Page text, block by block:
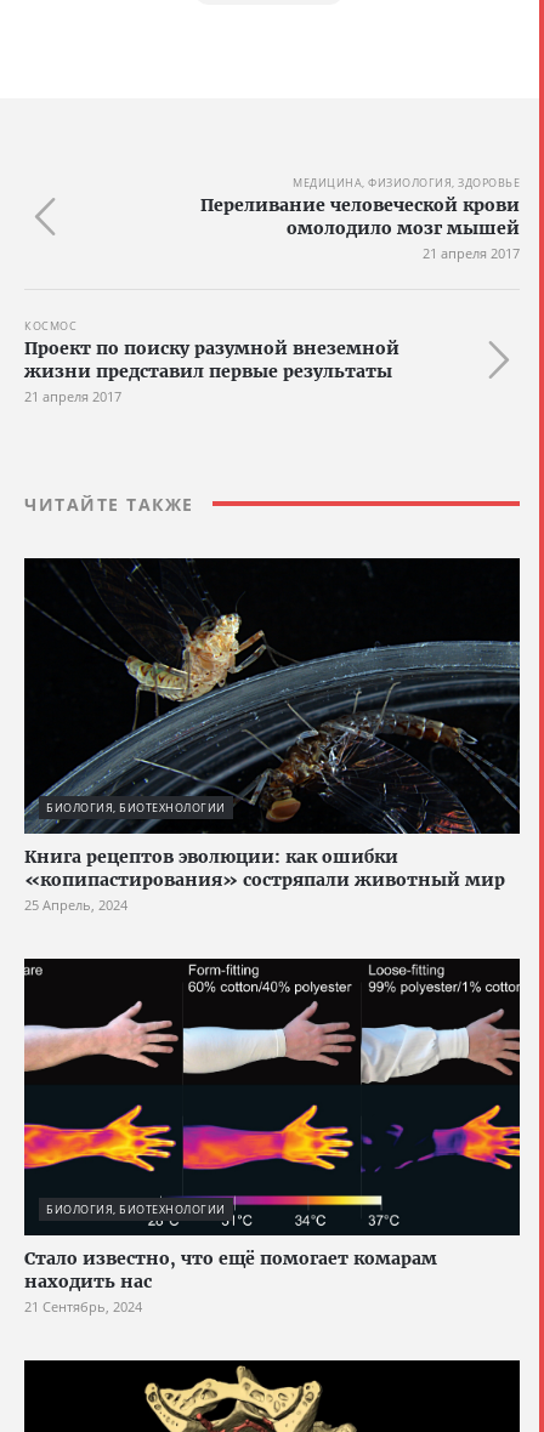
МЕДИЦИНА, ФИЗИОЛОГИЯ, ЗДОРОВЬЕ
Переливание человеческой крови
омолодило мозг мышей
21 апреля 2017
КОСМОС
Проект по поиску разумной внеземной
жизни представил первые результаты
21 апреля 2017
ЧИТАЙТЕ ТАКЖЕ
БИОЛОГИЯ, БИОТЕХНОЛОГИИ
Книга рецептов эволюции: как ошибки
«копипастирования» состряпали животный мир
25 Апрель, 2024
БИОЛОГИЯ, БИОТЕХНОЛОГИИ
Стало известно, что ещё помогает комарам
находить нас
21 Сентябрь, 2024